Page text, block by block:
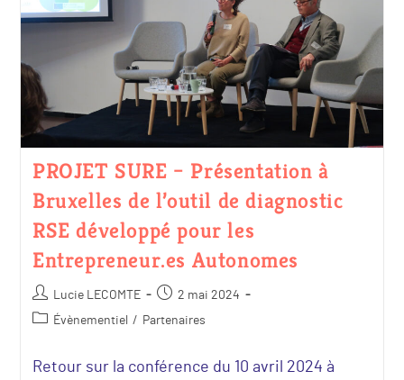
PROJET SURE – Présentation à
Bruxelles de l’outil de diagnostic
RSE développé pour les
Entrepreneur.es Autonomes
Lucie LECOMTE
2 mai 2024
Évènementiel
/ Partenaires
Retour sur la conférence du 10 avril 2024 à